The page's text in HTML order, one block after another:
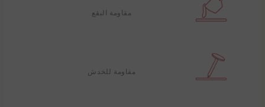
مقاومة البقع
مقاومة للخدش